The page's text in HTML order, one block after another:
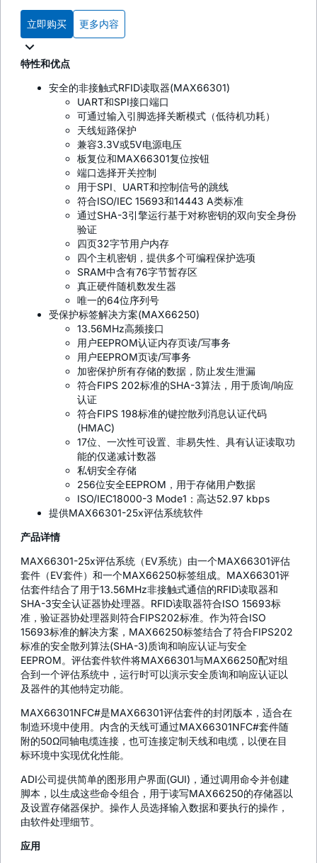
立即购买 更多内容
特性和优点
安全的非接触式RFID读取器(MAX66301)
UART和SPI接口端口
可通过输入引脚选择关断模式（低待机功耗）
天线短路保护
兼容3.3V或5V电源电压
板复位和MAX66301复位按钮
端口选择开关控制
用于SPI、UART和控制信号的跳线
符合ISO/IEC 15693和14443 A类标准
通过SHA-3引擎运行基于对称密钥的双向安全身份
验证
四页32字节用户内存
四个主机密钥，提供多个可编程保护选项
SRAM中含有76字节暂存区
真正硬件随机数发生器
唯一的64位序列号
受保护标签解决方案(MAX66250)
13.56MHz高频接口
用户EEPROM认证内存页读/写事务
用户EEPROM页读/写事务
加密保护所有存储的数据，防止发生泄漏
符合FIPS 202标准的SHA-3算法，用于质询/响应
认证
符合FIPS 198标准的键控散列消息认证代码
(HMAC)
17位、一次性可设置、非易失性、具有认证读取功
能的仅递减计数器
私钥安全存储
256位安全EEPROM，用于存储用户数据
ISO/IEC18000-3 Mode1：高达52.97 kbps
提供MAX66301-25x评估系统软件
产品详情
MAX66301-25x评估系统（EV系统）由一个MAX66301评估
套件（EV套件）和一个MAX66250标签组成。MAX66301评
估套件结合了用于13.56MHz非接触式通信的RFID读取器和
SHA-3安全认证器协处理器。RFID读取器符合ISO 15693标
准，验证器协处理器则符合FIPS202标准。作为符合ISO
15693标准的解决方案，MAX66250标签结合了符合FIPS202
标准的安全散列算法(SHA-3)质询和响应认证与安全
EEPROM。评估套件软件将MAX66301与MAX66250配对组
合到一个评估系统中，运行时可以演示安全质询和响应认证以
及器件的其他特定功能。
MAX66301NFC#是MAX66301评估套件的封闭版本，适合在
制造环境中使用。内含的天线可通过MAX66301NFC#套件随
附的50Ω同轴电缆连接，也可连接定制天线和电缆，以便在目
标环境中实现优化性能。
ADI公司提供简单的图形用户界面(GUI)，通过调用命令并创建
脚本，以生成这些命令组合，用于读写MAX66250的存储器以
及设置存储器保护。操作人员选择输入数据和要执行的操作，
由软件处理细节。
应用